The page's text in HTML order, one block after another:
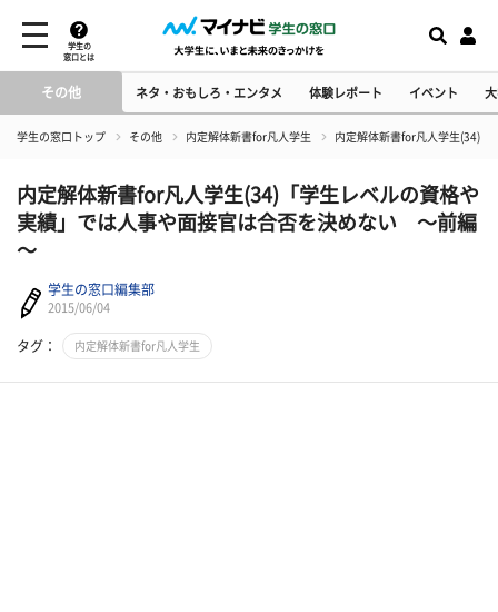
学生の
窓口とは
その他 ネタ・おもしろ・エンタメ 体験レポート イベント
学生の窓口トップ その他 内定解体新書for凡人学生 内定解体新書for凡人学生(34)
内定解体新書for凡人学生(34)「学生レベルの資格や
実績」では人事や面接官は合否を決めない ～前編
～
学生の窓口編集部
2015/06/04
タグ： 内定解体新書for凡人学生